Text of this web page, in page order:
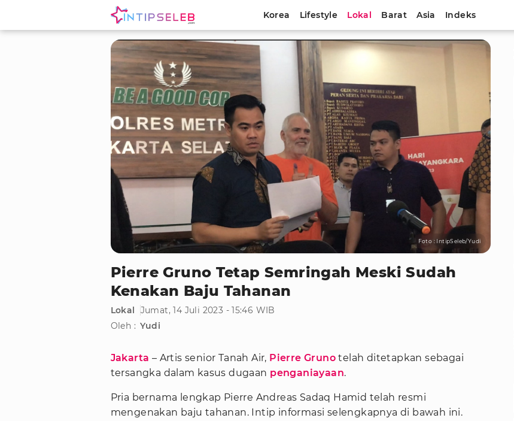
Korea Lifestyle Lokal Barat Asia Indeks
Foto : IntipSeleb/Yudi
Pierre Gruno Tetap Semringah Meski Sudah
Kenakan Baju Tahanan
Lokal
Jumat, 14 Juli 2023 - 15:46 WIB
Oleh : Yudi
Jakarta – Artis senior Tanah Air, Pierre Grunotelah ditetapkan sebagai
tersangka dalam kasus dugaan penganiayaan.
Pria bernama lengkap Pierre Andreas Sadaq Hamid telah resmi
mengenakan baju tahanan. Intip informasi selengkapnya di bawah ini.